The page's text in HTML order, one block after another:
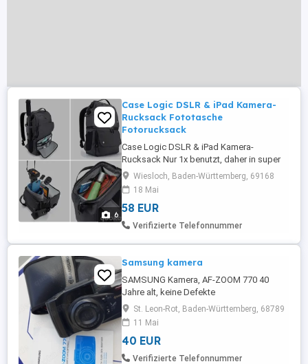
6
Case Logic DSLR & iPad Kamera-
Rucksack Fototasche
Fotorucksack
Case Logic DSLR & iPad Kamera-
Rucksack Nur 1x benutzt, daher in super
Zustand - siehe Bilder. Verkauf nur, da ich
doch noch mehr Platz für mein Equipment
benötige. Neupreis lag bei 112 Für DSLR
Kamera, 1-2 Objektive und Zubehör
Integrierte Aufbewahrungstasche für iPad
Wiesloch, Baden-Württemberg, 69168
18 Mai
58 EUR
Verifizierte Telefonnummer
Samsung kamera
SAMSUNG Kamera, AF-ZOOM 770 40
Jahre alt, keine Defekte
St. Leon-Rot, Baden-Württemberg, 68789
11 Mai
40 EUR
Verifizierte Telefonnummer